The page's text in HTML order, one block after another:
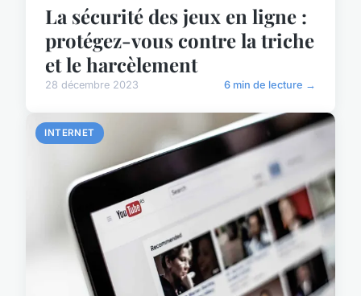
La sécurité des jeux en ligne :
protégez-vous contre la triche
et le harcèlement
28 décembre 2023 6 min de lecture →
INTERNET